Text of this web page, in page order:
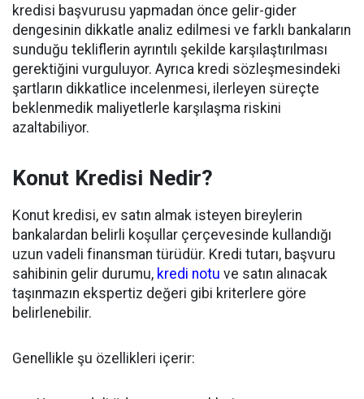
kredisi başvurusu yapmadan önce gelir-gider
dengesinin dikkatle analiz edilmesi ve farklı bankaların
sunduğu tekliflerin ayrıntılı şekilde karşılaştırılması
gerektiğini vurguluyor. Ayrıca kredi sözleşmesindeki
şartların dikkatlice incelenmesi, ilerleyen süreçte
beklenmedik maliyetlerle karşılaşma riskini
azaltabiliyor.
Konut Kredisi Nedir?
Konut kredisi, ev satın almak isteyen bireylerin
bankalardan belirli koşullar çerçevesinde kullandığı
uzun vadeli finansman türüdür. Kredi tutarı, başvuru
sahibinin gelir durumu, kredi notu ve satın alınacak
taşınmazın ekspertiz değeri gibi kriterlere göre
belirlenebilir.
Genellikle şu özellikleri içerir: